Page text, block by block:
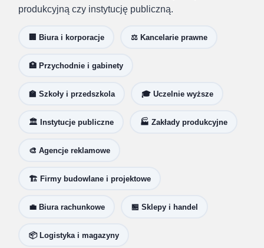
produkcyjną czy instytucję publiczną.
🏢 Biura i korporacje ⚖️ Kancelarie prawne
🏥 Przychodnie i gabinety
🏫 Szkoły i przedszkola 🎓 Uczelnie wyższe
🏛️ Instytucje publiczne 🏭 Zakłady produkcyjne
🎨 Agencje reklamowe
🏗️ Firmy budowlane i projektowe
💼 Biura rachunkowe 🏪 Sklepy i handel
📦 Logistyka i magazyny